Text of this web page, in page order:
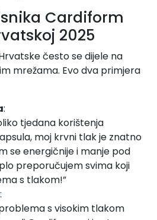
Cardiform
2025
često se dijele na
mrežama. Evo dva primjera
:
tjedana korištenja
moj krvni tlak je znatno
se energičnije i manje pod
preporučujem svima koji
s tlakom!”
:
s visokim tlakom